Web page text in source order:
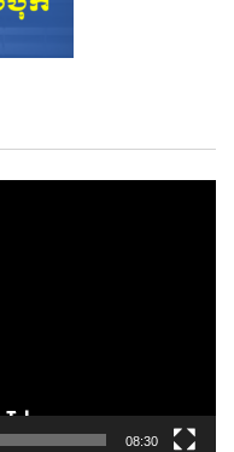
08:30